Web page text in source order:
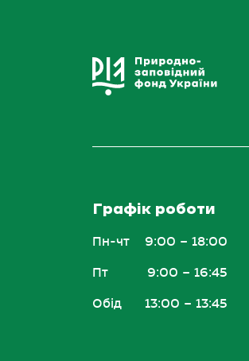
Графік роботи
Пн-чт 9:00 – 18:00
Пт 9:00 – 16:45
Обід 13:00 – 13:45